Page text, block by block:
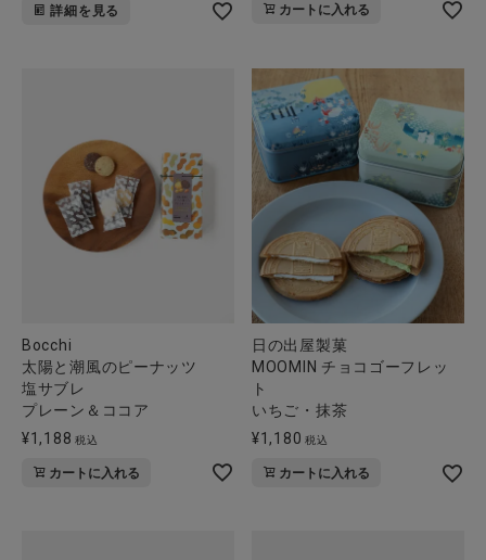
詳細を見る カートに入れる
Bocchi
太陽と潮風のピーナッツ
塩サブレ
プレーン＆ココア
¥1,188 税込
カートに入れる
日の出屋製菓
MOOMIN チョコゴーフレッ
ト
いちご・抹茶
¥1,180 税込
カートに入れる